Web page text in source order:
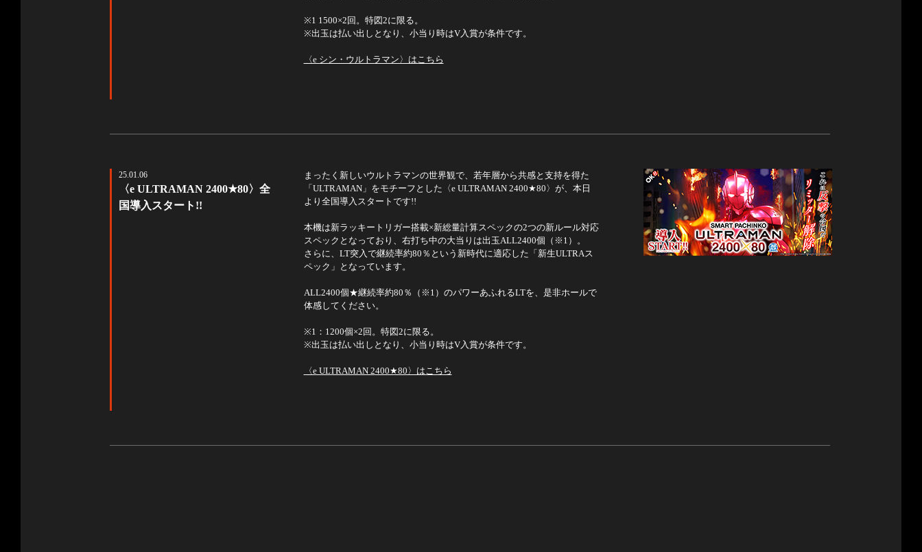
※1 1500×2回。特図2に限る。
※出玉は払い出しとなり、小当り時はV入賞が条件です。
〈e シン・ウルトラマン〉はこちら
25.01.06
〈e ULTRAMAN 2400★80〉全
国導入スタート!!
まったく新しいウルトラマンの世界観で、若年層から共感と支持を得た
「ULTRAMAN」をモチーフとした〈e ULTRAMAN 2400★80〉が、本日
より全国導入スタートです!!
本機は新ラッキートリガー搭載×新総量計算スペックの2つの新ルール対応
スペックとなっており、右打ち中の大当りは出玉ALL2400個（※1）。
さらに、LT突入で継続率約80％という新時代に適応した「新生ULTRAス
ペック」となっています。
ALL2400個★継続率約80％（※1）のパワーあふれるLTを、是非ホールで
体感してください。
※1：1200個×2回。特図2に限る。
※出玉は払い出しとなり、小当り時はV入賞が条件です。
〈e ULTRAMAN 2400★80〉はこちら